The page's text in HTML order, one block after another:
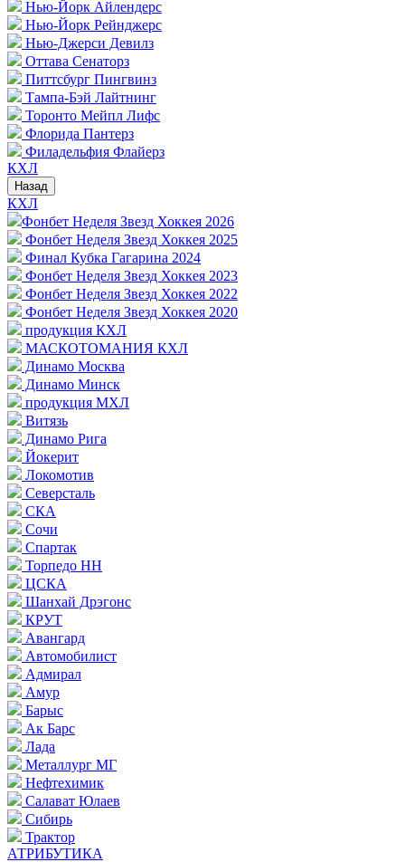
Нью-Йорк Айлендерс
Нью-Йорк Рейнджерс
Нью-Джерси Девилз
Оттава Сенаторз
Питтсбург Пингвинз
Тампа-Бэй Лайтнинг
Торонто Мейпл Лифс
Флорида Пантерз
Филадельфия Флайерз
КХЛ
Назад
КХЛ
Фонбет Неделя Звезд Хоккея 2026
Фонбет Неделя Звезд Хоккея 2025
Финал Кубка Гагарина 2024
Фонбет Неделя Звезд Хоккея 2023
Фонбет Неделя Звезд Хоккея 2022
Фонбет Неделя Звезд Хоккея 2020
продукция КХЛ
МАСКОТОМАНИЯ КХЛ
Динамо Москва
Динамо Минск
продукция МХЛ
Витязь
Динамо Рига
Йокерит
Локомотив
Северсталь
СКА
Сочи
Спартак
Торпедо НН
ЦСКА
Шанхай Дрэгонс
КРУТ
Авангард
Автомобилист
Адмирал
Амур
Барыс
Ак Барс
Лада
Металлург МГ
Нефтехимик
Салават Юлаев
Сибирь
Трактор
АТРИБУТИКА